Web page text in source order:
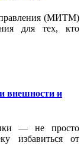
(МИТМ)
для тех, кто
внешности и
— не просто
избавиться от